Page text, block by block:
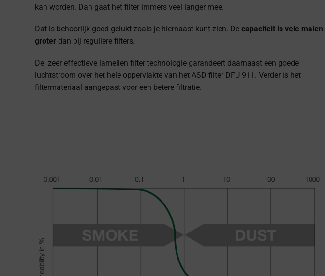
kan worden. Dan gaat het filter immers veel langer mee.
Dat is behoorlijk goed gelukt zoals je hiernaast kunt zien. De capaciteit is vele malen
groter dan bij reguliere filters.
De zeer effectieve lamellen filter technologie garandeert daarnaast een goede
luchtstroom over het hele oppervlakte van het ASD filter DFU 911. Verder is het
filtermateriaal aangepast voor een betere filtratie.